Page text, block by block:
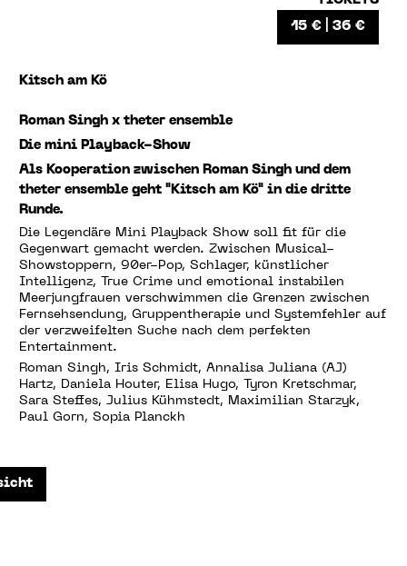
15 € | 36 €
Kitsch am Kö
Roman Singh x theter ensemble
Die mini Playback-Show
Als Kooperation zwischen Roman Singh und dem
theter ensemble geht "Kitsch am Kö" in die dritte
Runde.
Die Legendäre Mini Playback Show soll fit für die
Gegenwart gemacht werden. Zwischen Musical-
Showstoppern, 90er-Pop, Schlager, künstlicher
Intelligenz, True Crime und emotional instabilen
Meerjungfrauen verschwimmen die Grenzen zwischen
Fernsehsendung, Gruppentherapie und Systemfehler auf
der verzweifelten Suche nach dem perfekten
Entertainment.
Roman Singh, Iris Schmidt, Annalisa Juliana (AJ)
Hartz, Daniela Houter, Elisa Hugo, Tyron Kretschmar,
Sara Steffes, Julius Kühmstedt, Maximilian Starzyk,
Paul Gorn, Sopia Planckh